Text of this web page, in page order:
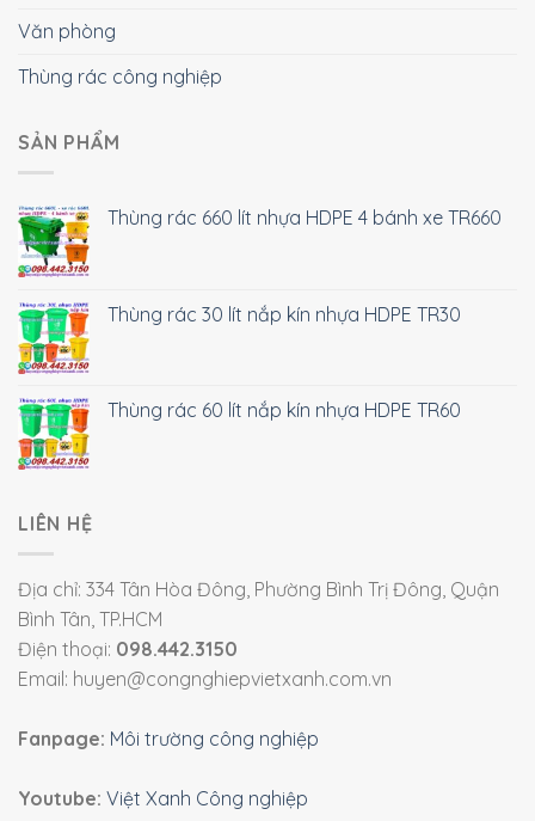
Văn phòng
Thùng rác công nghiệp
SẢN PHẨM
Thùng rác 660 lít nhựa HDPE 4 bánh xe TR660
Thùng rác 30 lít nắp kín nhựa HDPE TR30
Thùng rác 60 lít nắp kín nhựa HDPE TR60
LIÊN HỆ
Địa chỉ: 334 Tân Hòa Đông, Phường Bình Trị Đông, Quận
Bình Tân, TP.HCM
Điện thoại: 098.442.3150
Email: huyen@congnghiepvietxanh.com.vn
Fanpage: Môi trường công nghiệp
Youtube: Việt Xanh Công nghiệp